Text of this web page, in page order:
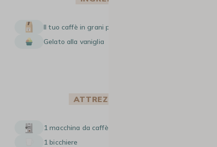
Il tuo caffè in grani preferito
Gelato alla vaniglia
ATTREZZATURA
1 macchina da caffè in grani automatica
1 bicchiere